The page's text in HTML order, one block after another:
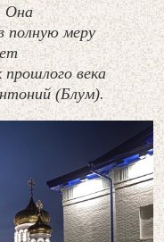
Она
полную меру
прошлого века
(Блум).